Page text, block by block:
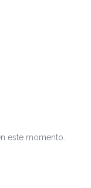
este momento.